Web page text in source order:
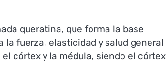
queratina, que forma la base
la fuerza, elasticidad y salud general
córtex y la médula, siendo el córtex